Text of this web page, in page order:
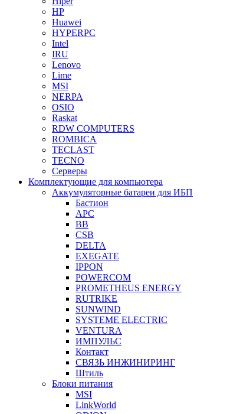
HP
Huawei
HYPERPC
Intel
IRU
Lenovo
Lime
MSI
NERPA
OSIO
Raskat
RDW COMPUTERS
ROMBICA
TECLAST
TECNO
Серверы
Комплектующие для компьютера
Аккумуляторные батареи для ИБП
Бастион
APC
BB
CSB
DELTA
EXEGATE
IPPON
POWERCOM
PROMETHEUS ENERGY
RUTRIKE
SUNWIND
SYSTEME ELECTRIC
VENTURA
ИМПУЛЬС
Контакт
СВЯЗЬ ИНЖИНИРИНГ
Штиль
Блоки питания
MSI
LinkWorld